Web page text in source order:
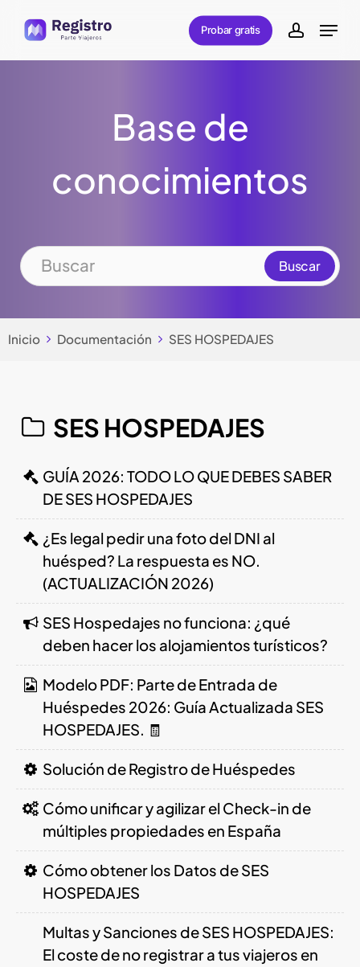
main
Probar gratis account
Menu
Base de
conocimientos
Inicio Documentación SES HOSPEDAJES
SES HOSPEDAJES
GUÍA 2026: TODO LO QUE DEBES SABER
DE SES HOSPEDAJES
¿Es legal pedir una foto del DNI al
huésped? La respuesta es NO.
(ACTUALIZACIÓN 2026)
SES Hospedajes no funciona: ¿qué
deben hacer los alojamientos turísticos?
Modelo PDF: Parte de Entrada de
Huéspedes 2026: Guía Actualizada SES
HOSPEDAJES. 🧾
Solución de Registro de Huéspedes
Cómo unificar y agilizar el Check-in de
múltiples propiedades en España
Cómo obtener los Datos de SES
HOSPEDAJES
Multas y Sanciones de SES HOSPEDAJES:
El coste de no registrar a tus viajeros en